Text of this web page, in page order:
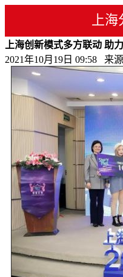
上
上海创新模式多方联动 助
2021年10月19日 09:58 来